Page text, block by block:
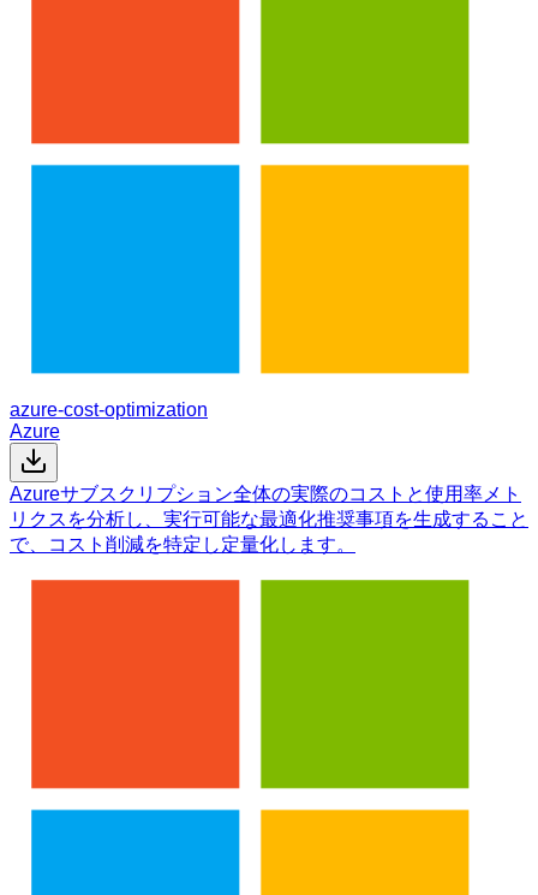
azure-cost-optimization
Azure
Azureサブスクリプション全体の実際のコストと使用率メト
リクスを分析し、実行可能な最適化推奨事項を生成すること
で、コスト削減を特定し定量化します。